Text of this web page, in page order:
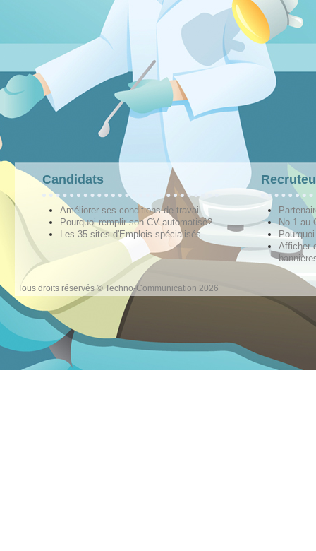
Candidats
Améliorer ses conditions de travail
Pourquoi remplir son CV automatisé?
Les 35 sites d'Emplois spécialisés
No 1 au
Afficher
Tous droits réservés © Techno-Communication 2026